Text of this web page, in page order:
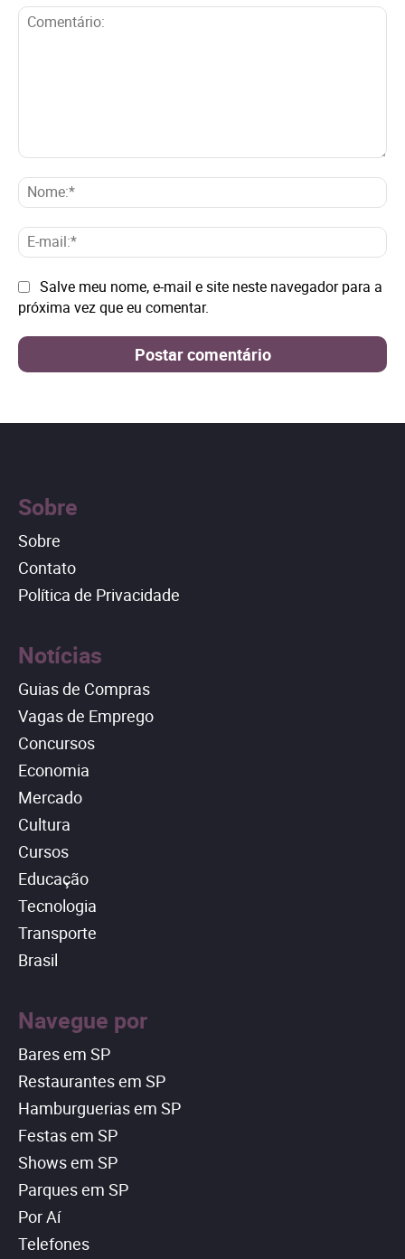
E-
Site: Salve meu nome, e-mail e site neste navegador para a
próxima vez que eu comentar.
Sobre
Sobre
Contato
Política de Privacidade
Notícias
Guias de Compras
Vagas de Emprego
Concursos
Economia
Mercado
Cultura
Cursos
Educação
Tecnologia
Transporte
Brasil
Navegue por
Bares em SP
Restaurantes em SP
Hamburguerias em SP
Festas em SP
Shows em SP
Parques em SP
Por Aí
Telefones